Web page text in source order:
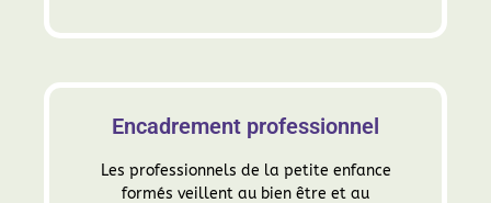
Encadrement professionnel
Les professionnels de la petite enfance
formés veillent au bien être et au